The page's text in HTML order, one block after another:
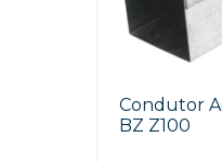
Condutor
BZ Z100